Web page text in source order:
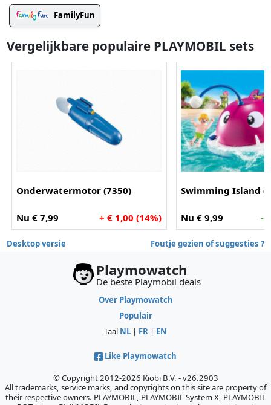
FamilyFun
Vergelijkbare populaire PLAYMOBIL sets
Onderwatermotor (7350)
Nu € 7,99 + € 1,00 (14%)
Swimming Island
Nu € 9,99 -
Desktop versie Foutje gezien of suggesties ?
Playmowatch
De beste Playmobil deals
Over Playmowatch
Populair
Taal NL | FR | EN
Like Playmowatch
© Copyright 2012-2026 Kiobi B.V. - v26.2903
All trademarks, service marks, and copyrights on this site are property of
their respective owners. PLAYMOBIL, PLAYMOBIL System X, PLAYMOBIL